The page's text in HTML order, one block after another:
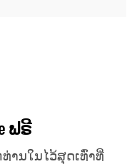
ຟຣີ
ານໃນໄວ້ສຸດເທົ່າທີ່